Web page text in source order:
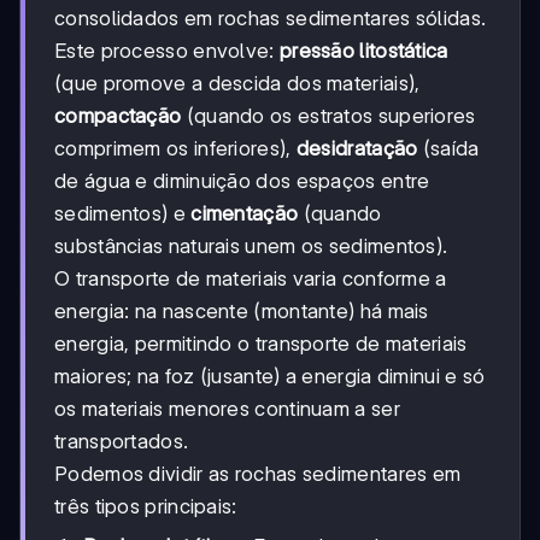
consolidados em rochas sedimentares sólidas.
Este processo envolve: pressão litostática
(que promove a descida dos materiais),
compactação (quando os estratos superiores
comprimem os inferiores), desidratação (saída
de água e diminuição dos espaços entre
sedimentos) ecimentação (quando
substâncias naturais unem os sedimentos).
O transporte de materiais varia conforme a
energia: na nascente (montante) há mais
energia, permitindo o transporte de materiais
maiores; na foz (jusante) a energia diminui e só
os materiais menores continuam a ser
transportados.
Podemos dividir as rochas sedimentares em
três tipos principais: